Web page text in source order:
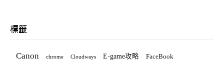
標籤
Canon chrome Cloudways E-game攻略 FaceBook